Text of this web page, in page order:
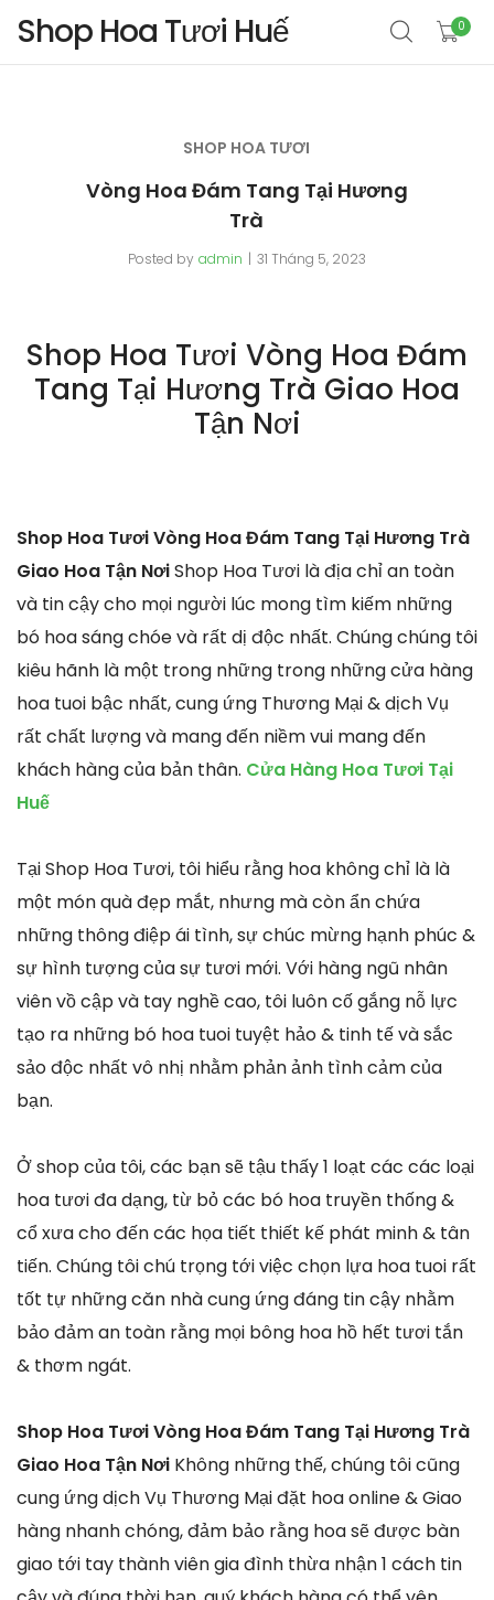
Shop Hoa Tươi Huế 0
SHOP HOA TƯƠI
Vòng Hoa Đám Tang Tại Hương
Trà
Posted by admin 31 Tháng 5, 2023
Shop Hoa Tươi Vòng Hoa Đám
Tang Tại Hương Trà Giao Hoa
Tận Nơi
Shop Hoa Tươi Vòng Hoa Đám Tang Tại Hương Trà
Giao Hoa Tận NơiShop Hoa Tươi là địa chỉ an toàn
và tin cậy cho mọi người lúc mong tìm kiếm những
bó hoa sáng chóe và rất dị độc nhất. Chúng chúng tôi
kiêu hãnh là một trong những trong những cửa hàng
hoa tuoi bậc nhất, cung ứng Thương Mại & dịch Vụ
rất chất lượng và mang đến niềm vui mang đến
khách hàng của bản thân. Cửa Hàng Hoa Tươi Tại
Huế
Tại Shop Hoa Tươi, tôi hiểu rằng hoa không chỉ là là
một món quà đẹp mắt, nhưng mà còn ẩn chứa
những thông điệp ái tình, sự chúc mừng hạnh phúc &
sự hình tượng của sự tươi mới. Với hàng ngũ nhân
viên vồ cập và tay nghề cao, tôi luôn cố gắng nỗ lực
tạo ra những bó hoa tuoi tuyệt hảo & tinh tế và sắc
sảo độc nhất vô nhị nhằm phản ảnh tình cảm của
bạn.
Ở shop của tôi, các bạn sẽ tậu thấy 1 loạt các các loại
hoa tươi đa dạng, từ bỏ các bó hoa truyền thống &
cổ xưa cho đến các họa tiết thiết kế phát minh & tân
tiến. Chúng tôi chú trọng tới việc chọn lựa hoa tuoi rất
tốt tự những căn nhà cung ứng đáng tin cậy nhằm
bảo đảm an toàn rằng mọi bông hoa hồ hết tươi tắn
& thơm ngát.
Shop Hoa Tươi Vòng Hoa Đám Tang Tại Hương Trà
Giao Hoa Tận Nơi Không những thế, chúng tôi cũng
cung ứng dịch Vụ Thương Mại đặt hoa online & Giao
hàng nhanh chóng, đảm bảo rằng hoa sẽ được bàn
giao tới tay thành viên gia đình thừa nhận 1 cách tin